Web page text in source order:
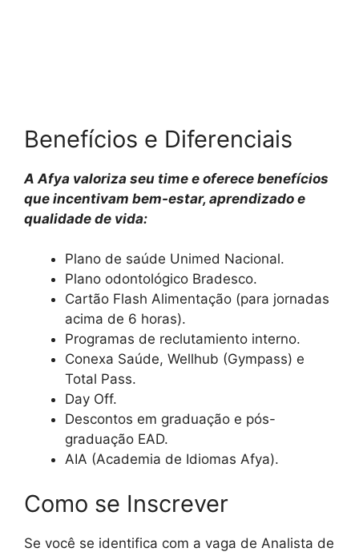
Benefícios e Diferenciais
A Afya valoriza seu time e oferece benefícios
que incentivam bem-estar, aprendizado e
qualidade de vida:
Plano de saúde Unimed Nacional.
Plano odontológico Bradesco.
Cartão Flash Alimentação (para jornadas
acima de 6 horas).
Programas de reclutamiento interno.
Conexa Saúde, Wellhub (Gympass) e
Total Pass.
Day Off.
Descontos em graduação e pós-
graduação EAD.
AIA (Academia de Idiomas Afya).
Como se Inscrever
Se você se identifica com a vaga de Analista de